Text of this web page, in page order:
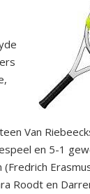
Van
en 5-1
Roodt en